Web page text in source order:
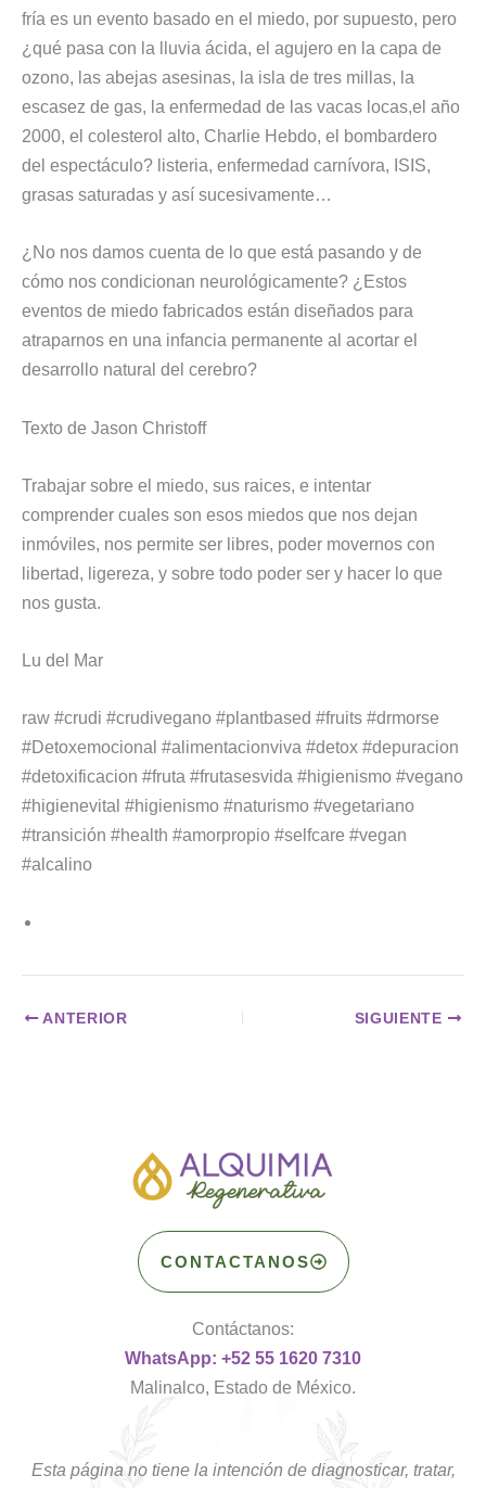
fría es un evento basado en el miedo, por supuesto, pero
¿qué pasa con la lluvia ácida, el agujero en la capa de
ozono, las abejas asesinas, la isla de tres millas, la
escasez de gas, la enfermedad de las vacas locas,el año
2000, el colesterol alto, Charlie Hebdo, el bombardero
del espectáculo? listeria, enfermedad carnívora, ISIS,
grasas saturadas y así sucesivamente…
¿No nos damos cuenta de lo que está pasando y de
cómo nos condicionan neurológicamente? ¿Estos
eventos de miedo fabricados están diseñados para
atraparnos en una infancia permanente al acortar el
desarrollo natural del cerebro?
Texto de Jason Christoff
Trabajar sobre el miedo, sus raices, e intentar
comprender cuales son esos miedos que nos dejan
inmóviles, nos permite ser libres, poder movernos con
libertad, ligereza, y sobre todo poder ser y hacer lo que
nos gusta.
Lu del Mar
raw #crudi #crudivegano #plantbased #fruits #drmorse
#Detoxemocional #alimentacionviva #detox #depuracion
#detoxificacion #fruta #frutasesvida #higienismo #vegano
#higienevital #higienismo #naturismo #vegetariano
#transición #health #amorpropio #selfcare #vegan
#alcalino
ANTERIOR SIGUIENTE
CONTACTANOS
Contáctanos:
WhatsApp: +52 55 1620 7310
Malinalco, Estado de México.
Esta página no tiene la intención de diagnosticar, tratar,